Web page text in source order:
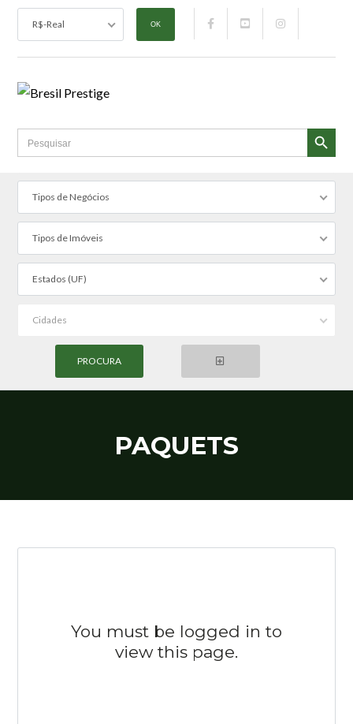
R$-Real
Search
for:
SEARCH BUTTON
Tipos de Negócios
Tipos de Imóveis
Estados (UF)
Cidades
PAQUETS
You must be logged in to
view this page.